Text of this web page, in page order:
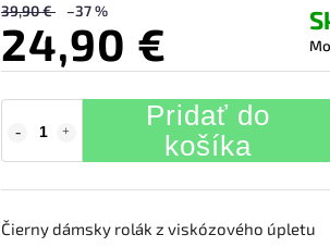
39,90 € –37 %
24,90 €
Pridať do
košíka
Čierny dámsky rolák z viskózového úpletu